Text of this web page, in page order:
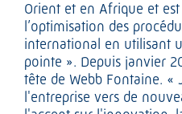
Orient et en Afrique et
l’optimisation des
international en utilisant
pointe ». Depuis janvier
tête de Webb Fontaine.
l'entreprise vers de